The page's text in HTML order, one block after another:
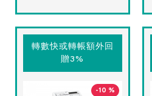
轉數快或轉帳額外回
贈3%
-10 %